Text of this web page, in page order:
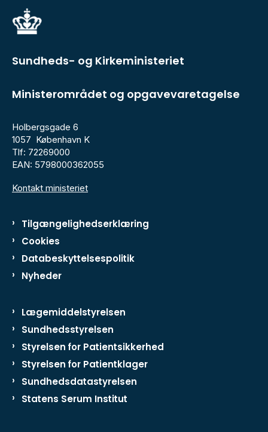
Sundheds- og Kirkeministeriet
Ministerområdet og opgavevaretagelse
Holbergsgade 6
1057 København K
Tlf: 72269000
EAN: 5798000362055
Kontakt ministeriet
Tilgængelighedserklæring
Cookies
Databeskyttelsespolitik
Nyheder
Lægemiddelstyrelsen
Sundhedsstyrelsen
Styrelsen for Patientsikkerhed
Styrelsen for Patientklager
Sundhedsdatastyrelsen
Statens Serum Institut